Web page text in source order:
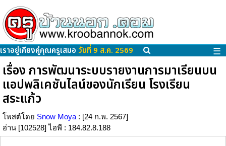
เราอยู่เคียงคู่คุณครูเสมอ วันที่ 9 ส.ค. 2569 ☰
เรื่อง การพัฒนาระบบรายงานการมาเรียนบน
แอปพลิเคชันไลน์ของนักเรียน โรงเรียน
สระแก้ว
โพสต์โดย Snow Moya : [24 ก.พ. 2567]
อ่าน [102528] ไอพี : 184.82.8.188